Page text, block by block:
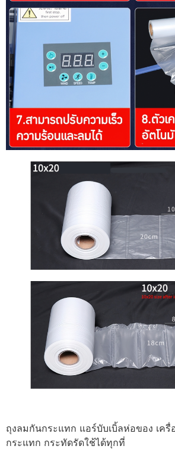
ถุงลมกันกระแทก แอร์บับเบิ้ลห่อของ เค
กระแทก กระทัดรัดใช้ได้ทุกที่